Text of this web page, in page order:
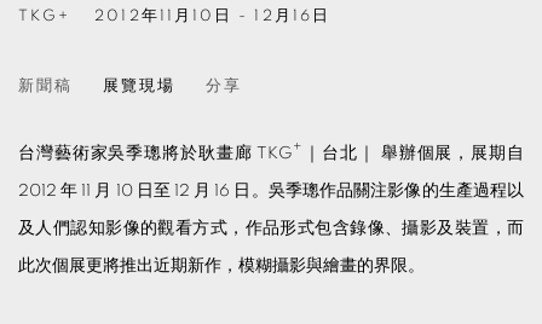
2012年11月10日 - 12月16日
TKG+
新聞稿 展覽現場 分享
台灣藝術家吳季璁將於耿畫廊 TKG+ ｜台北｜ 舉辦個展，展期自
2012 年 11 月 10 日至 12 月 16 日。吳季璁作品關注影像的生產過程以
及人們認知影像的觀看方式，作品形式包含錄像、攝影及裝置，而
此次個展更將推出近期新作，模糊攝影與繪畫的界限。